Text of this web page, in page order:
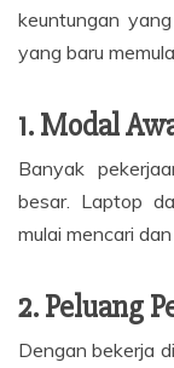
keuntungan
yang baru
1. Modal
Banyak
besar. Laptop
mulai mencari
2. Peluang
Dengan bekerja